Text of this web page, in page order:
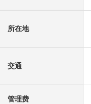
所在地
交通
管理费